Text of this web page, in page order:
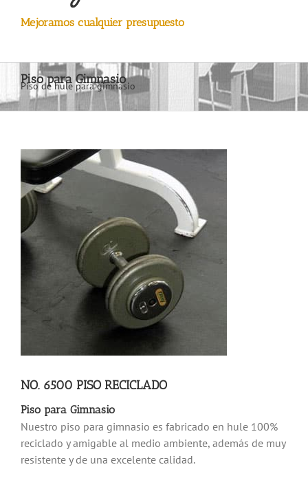
Mejoramos cualquier presupuesto
Piso para Gimnasio
Piso de hule para gimnasio
NO. 6500 PISO RECICLADO
Piso para Gimnasio
Nuestro piso para gimnasio es fabricado en hule 100%
reciclado y amigable al medio ambiente, además de muy
resistente y de una excelente calidad.